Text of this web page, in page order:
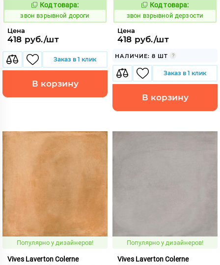
454897
Код товара:
звон взрывной дороги
Цена
418 руб./шт
Заказ в 1 клик
В корзину
454895
Код товара:
звон взрывной дерзости
Цена
418 руб./шт
НАЛИЧИЕ: 8 ШТ
Заказ в 1 клик
В корзину
Популярно у дизайнеров!
Vives Laverton Colerne
Популярно у дизайнеров!
Vives Laverton Colerne